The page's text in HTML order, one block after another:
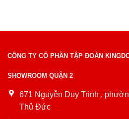
CÔNG TY CỔ PHẦN TẬP ĐOÀN
SHOWROOM QUẬN 2
671 Nguyễn Duy Trinh ,
Thủ Đức